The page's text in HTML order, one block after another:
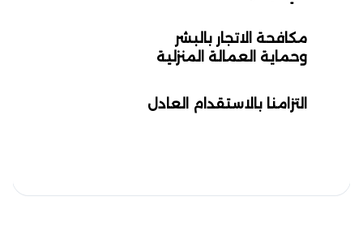
مكافحة الاتجار بالبشر
وحماية العمالة المنزلية
التزامنا بالاستقدام العادل